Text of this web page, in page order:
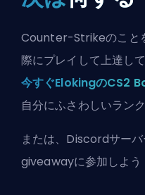
Counter-Strikeのこと
際にプレイして上達し
今すぐElokingのCS2
自分にふさわしいラン
または、 Discordサー
giveawayに参加しよう